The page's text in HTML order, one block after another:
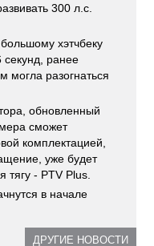
300 л.с.
хэтчбеку
секунд, ранее
могла разогнаться
обновленный
сможет
комплектацией,
уже будет
тягу - PTV Plus.
в начале
ДРУГИЕ НОВОСТИ